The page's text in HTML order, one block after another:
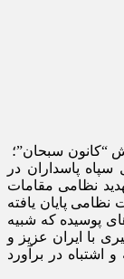
“کانون سبحان”؛
پاسداران در
نظامی مقامات
پایان یافته
پوسیده که شبیه
با ایران عزیز و
اشتباه در برآورد